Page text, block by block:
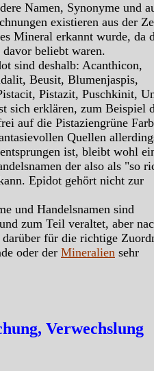
Namen, Synonyme und
existieren aus der
Mineral erkannt wurde, da
davor beliebt waren.
sind deshalb: Acanthicon,
Beusit, Blumenjaspis,
Pistazit, Puschkinit,
sich erklären, zum Beispiel
auf die Pistaziengrüne
Quellen
ist, bleibt wohl
der also als "so
Epidot gehört nicht zur
und Handelsnamen sind
zum Teil veraltet, aber
für die richtige
oder der Mineralien sehr
Verwechslung